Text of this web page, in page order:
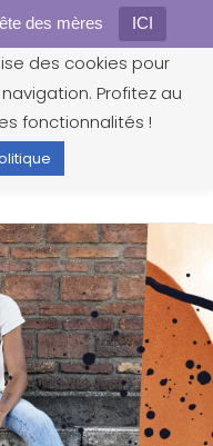
des mères ICI
des cookies pour
Profitez au
fonctionnalités !